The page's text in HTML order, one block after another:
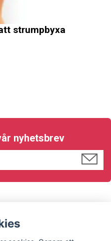
strumpbyxa
nyhetsbrev